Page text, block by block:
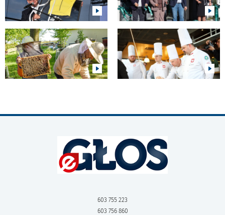
603 755 223
603 756 860